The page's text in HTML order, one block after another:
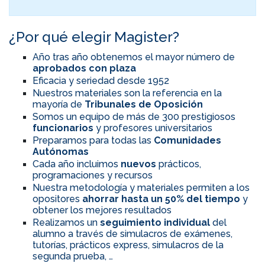
¿Por qué elegir Magister?
Año tras año obtenemos el mayor número de
aprobados con plaza
Eficacia y seriedad desde 1952
Nuestros materiales son la referencia en la
mayoría de Tribunales de Oposición
Somos un equipo de más de 300 prestigiosos
funcionarios y profesores universitarios
Preparamos para todas las Comunidades
Autónomas
Cada año incluimos nuevos prácticos,
programaciones y recursos
Nuestra metodología y materiales permiten a los
opositores ahorrar hasta un 50% del tiempo y
obtener los mejores resultados
Realizamos un seguimiento individual del
alumno a través de simulacros de exámenes,
tutorías, prácticos express, simulacros de la
segunda prueba, …